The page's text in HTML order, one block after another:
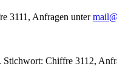
3111, Anfragen unter
Stichwort: Chiffre 3112,